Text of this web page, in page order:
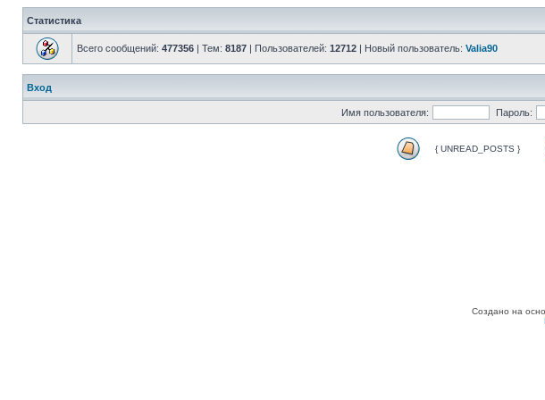
Статистика
Всего сообщений: 477356 | Тем: 8187 | Пользователей: 12712 | Новый пользователь: Valia90
Вход
Имя пользователя: Пароль:
{ UNREAD_POSTS }
Создано на